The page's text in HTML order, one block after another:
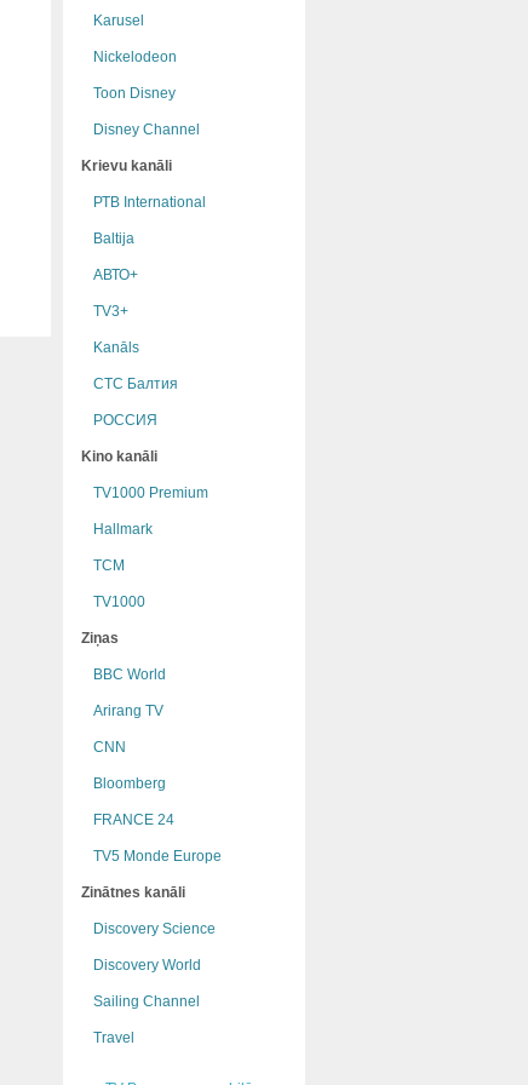
Karusel
Nickelodeon
Toon Disney
Disney Channel
Krievu kanāli
РТB International
Baltija
АВТО+
TV3+
Kanāls
СТС Балтия
РОССИЯ
Kino kanāli
TV1000 Premium
Hallmark
TCM
TV1000
Ziņas
BBC World
Arirang TV
CNN
Bloomberg
FRANCE 24
TV5 Monde Europe
Zinātnes kanāli
Discovery Science
Discovery World
Sailing Channel
Travel